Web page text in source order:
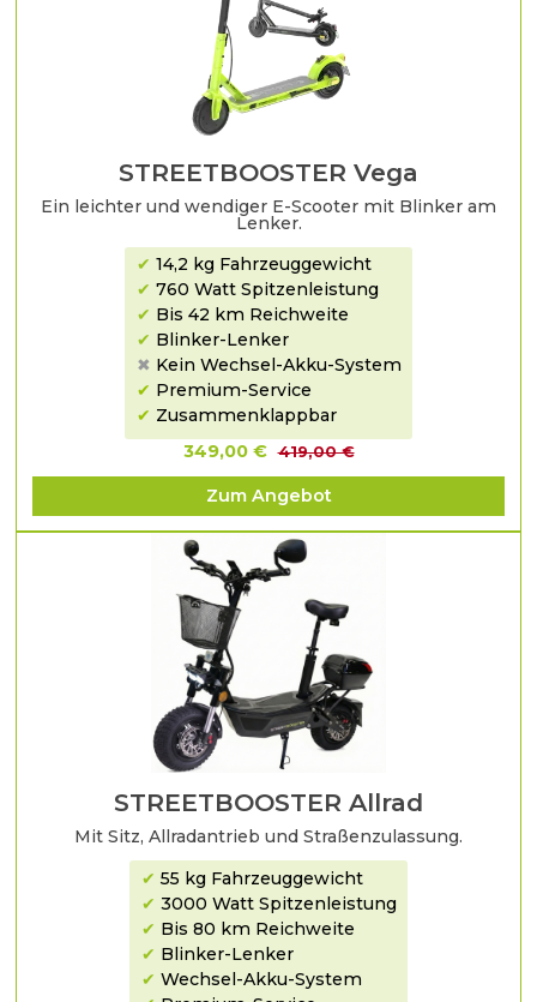
STREETBOOSTER Vega
Ein leichter und wendiger E-Scooter mit Blinker am
Lenker.
✔ 14,2 kg Fahrzeuggewicht
✔ 760 Watt Spitzenleistung
✔ Bis 42 km Reichweite
✔ Blinker-Lenker
✖ Kein Wechsel-Akku-System
✔ Premium-Service
✔ Zusammenklappbar
349,00 € 419,00 €
Zum Angebot
STREETBOOSTER Allrad
Mit Sitz, Allradantrieb und Straßenzulassung.
✔ 55 kg Fahrzeuggewicht
✔ 3000 Watt Spitzenleistung
✔ Bis 80 km Reichweite
✔ Blinker-Lenker
✔ Wechsel-Akku-System